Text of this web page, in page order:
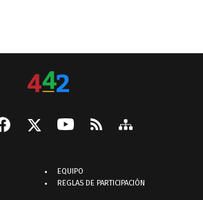
EQUIPO
REGLAS DE PARTICIPACIÓN